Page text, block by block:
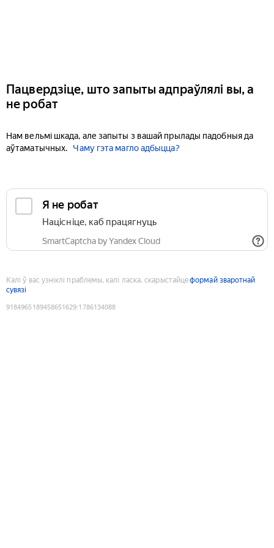
Пацвердзіце, што запыты адпраўлялі вы, а
не робат
Нам вельмі шкада, але запыты з вашай прылады падобныя да
аўтаматычных.
Чаму гэта магло адбыцца?
Я не робат
Націсніце, каб працягнуць
SmartCaptcha by Yandex Cloud
Калі ў вас узніклі праблемы, калі ласка, скарыстайцеформай зваротнай
сувязі
9184965189458651629:1786134088